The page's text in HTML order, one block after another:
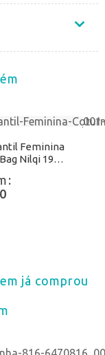
Feminina
Nilqi 1905
:
já comprou